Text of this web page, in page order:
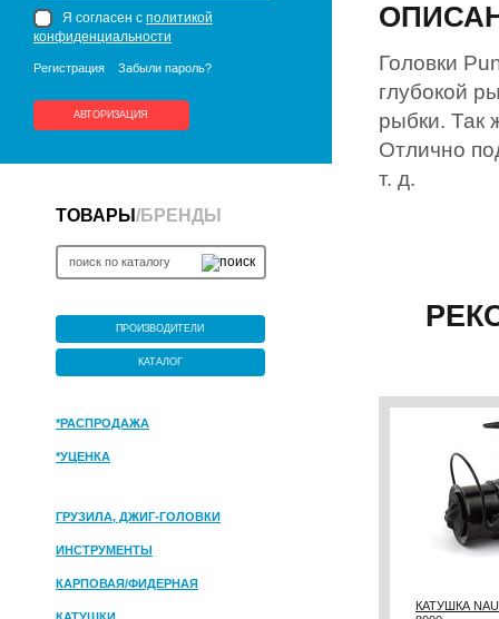
Я согласен с политикой
конфиденциальности
Регистрация Забыли пароль?
АВТОРИЗАЦИЯ
ТОВАРЫ /БРЕНДЫ
ПРОИЗВОДИТЕЛИ
КАТАЛОГ
*РАСПРОДАЖА
*УЦЕНКА
ГРУЗИЛА, ДЖИГ-ГОЛОВКИ
ИНСТРУМЕНТЫ
КАРПОВАЯ/ФИДЕРНАЯ
Головки
глубокой
рыбки. Так
Отлично
т. д.
КАТУШКА